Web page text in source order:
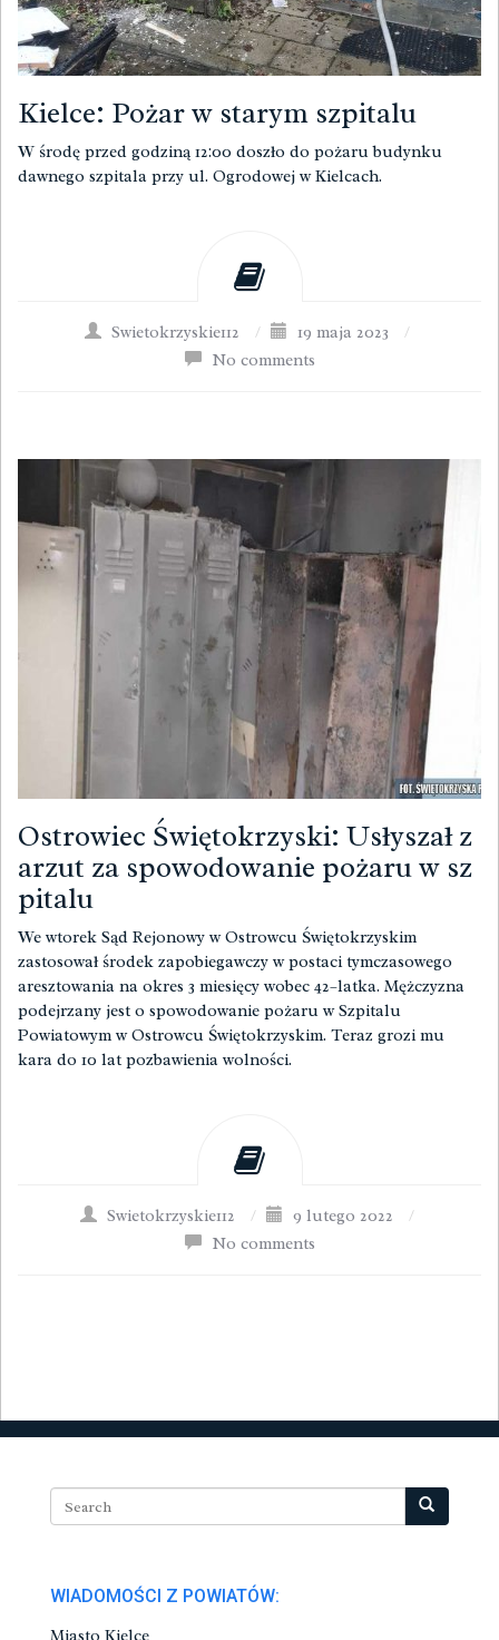
Kielce: Pożar w starym szpitalu
W środę przed godziną 12:00 doszło do pożaru budynku
dawnego szpitala przy ul. Ogrodowej w Kielcach.
Swietokrzyskie112 / 19 maja 2023
/
No comments
Ostrowiec Świętokrzyski: Usłyszał z
arzut za spowodowanie pożaru w sz
pitalu
We wtorek Sąd Rejonowy w Ostrowcu Świętokrzyskim
zastosował środek zapobiegawczy w postaci tymczasowego
aresztowania na okres 3 miesięcy wobec 42–latka. Mężczyzna
podejrzany jest o spowodowanie pożaru w Szpitalu
Powiatowym w Ostrowcu Świętokrzyskim. Teraz grozi mu
kara do 10 lat pozbawienia wolności.
Swietokrzyskie112 / 9 lutego 2022
/
No comments
WIADOMOŚCI Z POWIATÓW: